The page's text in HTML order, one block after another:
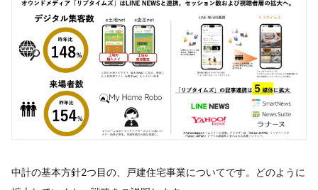
中計の基本方針2つ目の、戸建住宅事業についてです。どのように